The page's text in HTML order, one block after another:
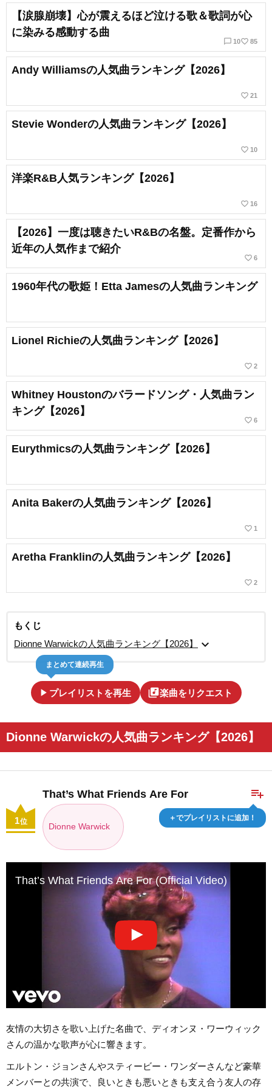
【涙腺崩壊】心が震えるほど泣ける歌＆歌詞が心
に染みる感動する曲
chat_bubble_outline 10favorite_border 85
Andy Williamsの人気曲ランキング【2026】
favorite_border 21
Stevie Wonderの人気曲ランキング【2026】
favorite_border 10
洋楽R&B人気ランキング【2026】
favorite_border 16
【2026】一度は聴きたいR&Bの名盤。定番作から
近年の人気作まで紹介
favorite_border 6
1960年代の歌姫！Etta Jamesの人気曲ランキング
Lionel Richieの人気曲ランキング【2026】
favorite_border 2
Whitney Houstonのバラードソング・人気曲ラン
キング【2026】
favorite_border 6
Eurythmicsの人気曲ランキング【2026】
Anita Bakerの人気曲ランキング【2026】
favorite_border 1
Aretha Franklinの人気曲ランキング【2026】
favorite_border 2
もくじ
Dionne Warwickの人気曲ランキング【2026】
expand_more
play_arrow プレイリストを再生
まとめて連続再生
library_music楽曲をリクエスト
Dionne Warwickの人気曲ランキング【2026】
playlist_add
＋でプレイリストに追加！
That’s What Friends Are For
Dionne Warwick
1位
That’s What Friends Are For (Official Video)
友情の大切さを歌い上げた名曲で、ディオンヌ・ワーウィック
さんの温かな歌声が心に響きます。
エルトン・ジョンさんやスティービー・ワンダーさんなど豪華
メンバーとの共演で、良いときも悪いときも支え合う友人の存